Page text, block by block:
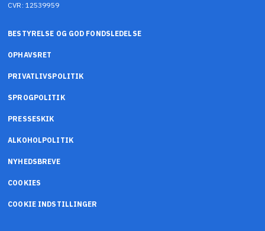
CVR: 12539959
BESTYRELSE OG GOD FONDSLEDELSE
OPHAVSRET
PRIVATLIVSPOLITIK
SPROGPOLITIK
PRESSESKIK
ALKOHOLPOLITIK
NYHEDSBREVE
COOKIES
COOKIE INDSTILLINGER